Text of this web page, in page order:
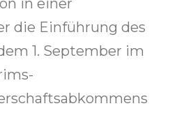
die Einführung des
1. September im